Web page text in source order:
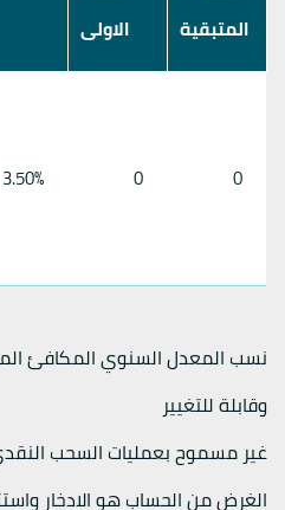
المتبقية
الاولى
0
0
3.50%
نسب المعدل السنوي المكافئ
وقابلة للتغيير
غير مسموح بعمليات السحب
الغرض من الحساب هو الادخار